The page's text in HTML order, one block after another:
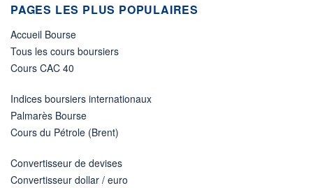
PAGES LES PLUS POPULAIRES
Accueil Bourse
Tous les cours boursiers
Cours CAC 40
Indices boursiers internationaux
Palmarès Bourse
Cours du Pétrole (Brent)
Convertisseur de devises
Convertisseur dollar / euro